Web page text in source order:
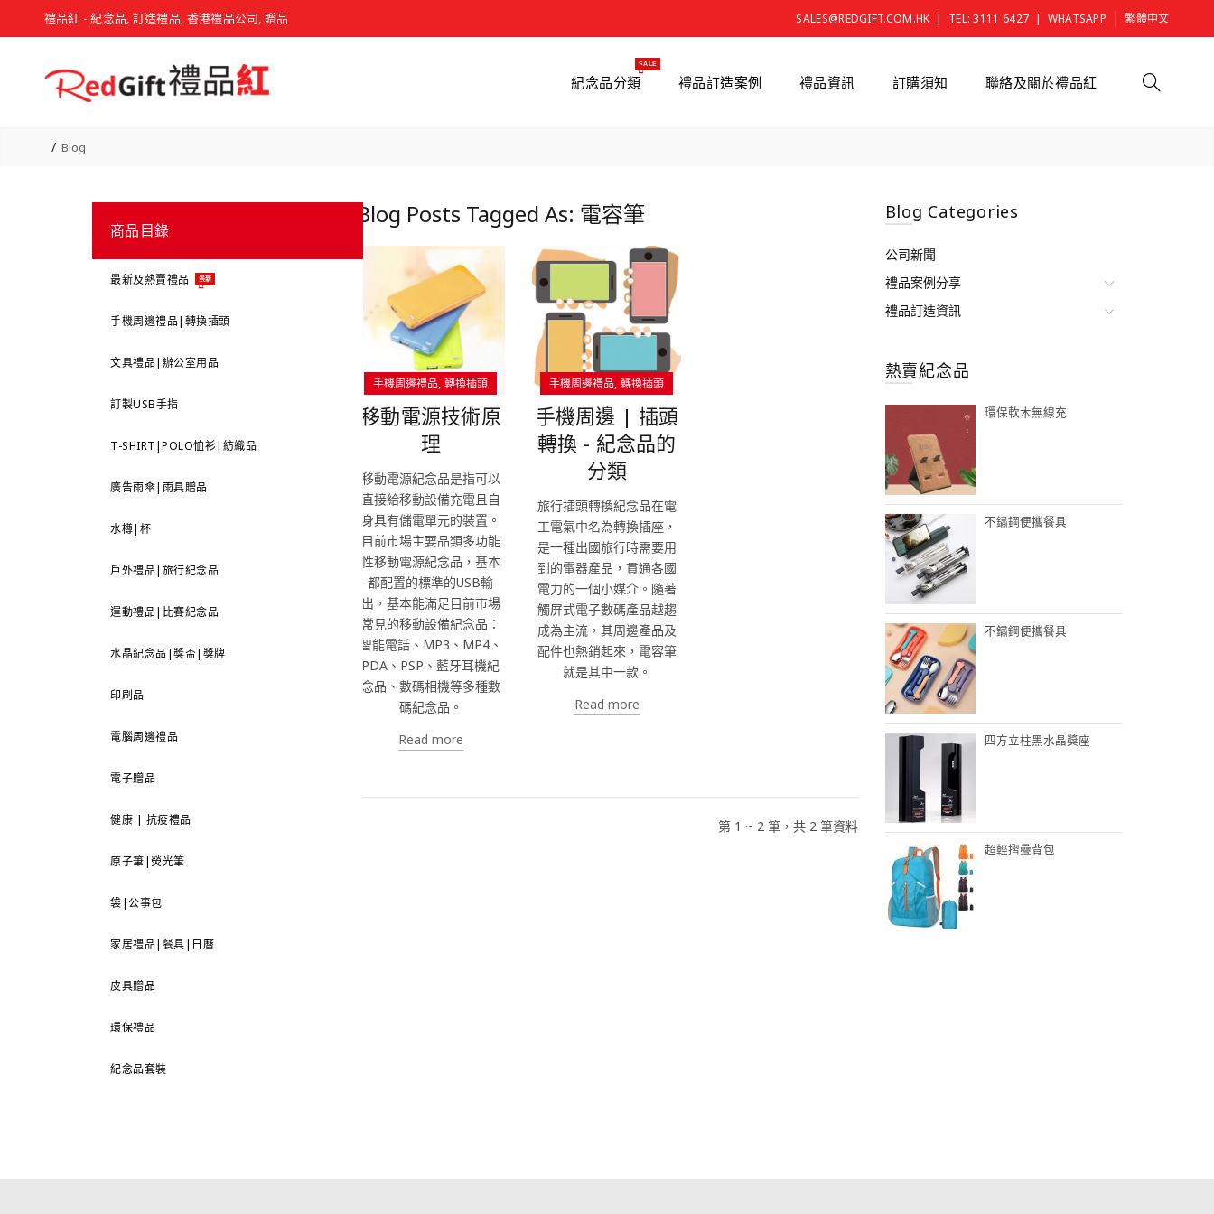
禮品紅 - 紀念品, 訂造禮品, 香港禮品公司, 贈品 SALES@REDGIFT.COM.HK | TEL: 3111 6427 | WHATSAPP 繁體中文
紀念品分類
SALE
禮品訂造案例 禮品資訊 訂購須知 聯絡及關於禮品紅
Blog
商品目錄
最新及熱賣禮品 最新
手機周邊禮品|轉換插頭
文具禮品|辦公室用品
訂製USB手指
T-SHIRT|POLO恤衫|紡織品
廣告雨傘|雨具贈品
水樽|杯
戶外禮品|旅行紀念品
運動禮品|比賽紀念品
水晶紀念品|獎盃|獎牌
印刷品
電腦周邊禮品
電子贈品
健康 | 抗疫禮品
原子筆|熒光筆
袋|公事包
家居禮品|餐具|日曆
皮具贈品
環保禮品
紀念品套裝
Blog Posts Tagged As: 電容筆
手機周邊禮品 轉換插頭
移動電源技術原
理
移動電源紀念品是指可以
直接給移動設備充電且自
身具有儲電單元的裝置。
目前市場主要品類多功能
性移動電源紀念品，基本
都配置的標準的USB輸
出，基本能滿足目前市場
常見的移動設備紀念品：
智能電話、MP3、MP4、
PDA、PSP、藍牙耳機紀
念品、數碼相機等多種數
碼紀念品。
Read more
手機周邊禮品 轉換插頭
手機周邊 | 插頭
轉換 - 紀念品的
分類
旅行插頭轉換紀念品在電
工電氣中名為轉換插座，
是一種出國旅行時需要用
到的電器產品，貫通各國
電力的一個小媒介。隨著
觸屏式電子數碼產品越趨
成為主流，其周邊產品及
配件也熱銷起來，電容筆
就是其中一款。
Read more
第 1 ~ 2 筆，共 2 筆資料
Blog Categories
公司新聞
禮品案例分享
禮品訂造資訊
熱賣紀念品
環保軟木無線充
不鏽鋼便攜餐具
不鏽鋼便攜餐具
四方立柱黑水晶獎座
超輕摺疊背包